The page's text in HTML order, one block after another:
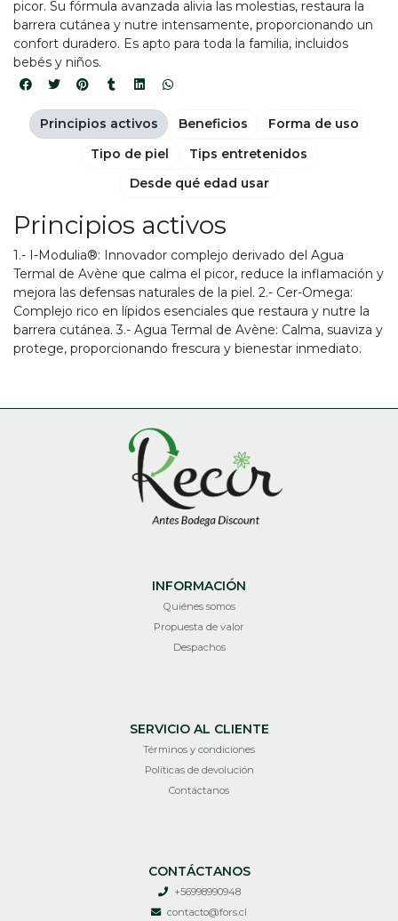
picor. Su fórmula avanzada alivia las molestias, restaura la
barrera cutánea y nutre intensamente, proporcionando un
confort duradero. Es apto para toda la familia, incluidos
bebés y niños.
Principios activos
1.- I-Modulia®: Innovador complejo derivado del Agua
Termal de Avène que calma el picor, reduce la inflamación y
mejora las defensas naturales de la piel. 2.- Cer-Omega:
Complejo rico en lípidos esenciales que restaura y nutre la
barrera cutánea. 3.- Agua Termal de Avène: Calma, suaviza y
protege, proporcionando frescura y bienestar inmediato.
Principios activos Beneficios
Forma de uso
Tipo de piel
Tips entretenidos
Desde qué edad usar
INFORMACIÓN
Quiénes somos
Propuesta de valor
Despachos
SERVICIO AL CLIENTE
Términos y condiciones
Políticas de devolución
Contáctanos
CONTÁCTANOS
+56998990948
contacto@fors.cl